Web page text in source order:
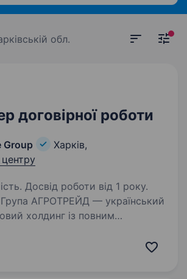
обл.
договірної роботи
Group
Харків,
Досвід роботи від 1 року.
холдинг із повним
культур до їх